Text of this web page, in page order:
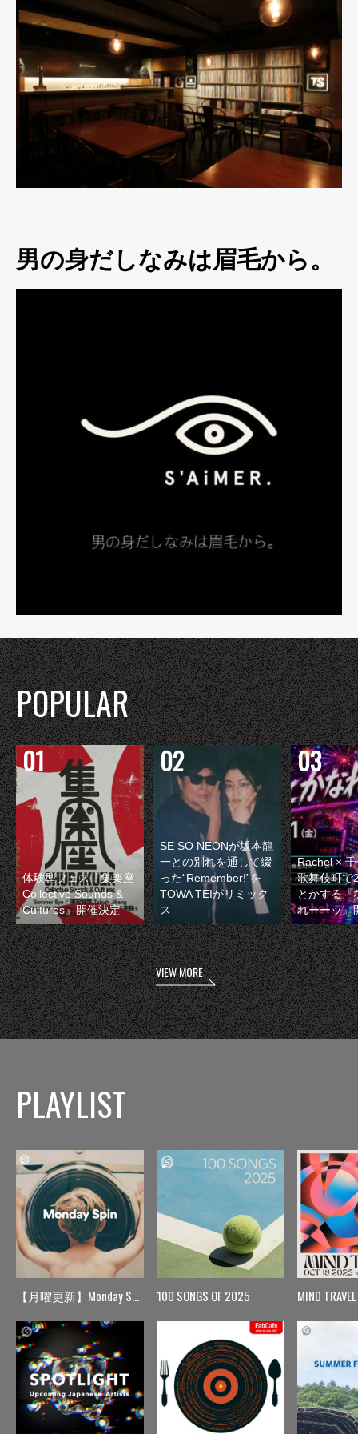
男の身だしなみは眉毛から。
POPULAR
体験型フェス『集楽座
Collective Sounds &
Cultures』開催決定
SE SO NEONが坂本龍
一との別れを通して綴
った“Remember!”を
TOWA TEIがリミック
ス
Rachel ×
歌舞伎町で
とかする『
れーーッ』
VIEW MORE
PLAYLIST
【月曜更新】Monday Spin 100 SONGS OF 2025 MIND TRAVEL